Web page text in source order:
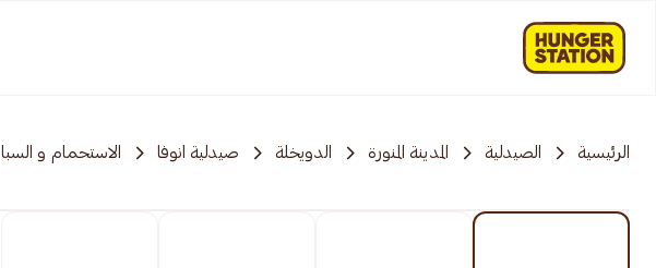
الرئيسية الصيدلية المدينة المنورة الدويخلة صيدلية انوفا الاستحمام و السبا